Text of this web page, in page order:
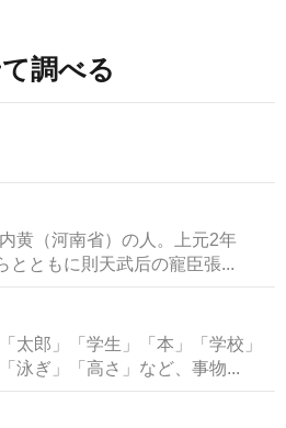
調べる
黄（河南省）の人。上元2年
とともに則天武后の寵臣張...
太郎」「学生」「本」「学校」
泳ぎ」「高さ」など、事物...